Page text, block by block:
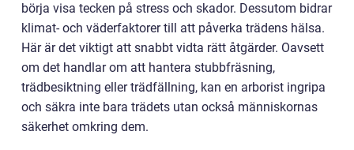
börja visa tecken på stress och skador. Dessutom bidrar
klimat- och väderfaktorer till att påverka trädens hälsa.
Här är det viktigt att snabbt vidta rätt åtgärder. Oavsett
om det handlar om att hantera stubbfräsning,
trädbesiktning eller trädfällning, kan en arborist ingripa
och säkra inte bara trädets utan också människornas
säkerhet omkring dem.